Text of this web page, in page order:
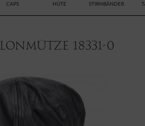
CAPS HÜTE STIRNBÄNDER
18331-0